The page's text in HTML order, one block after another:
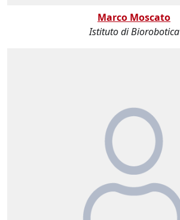
Marco Moscato
Istituto di Biorobotica